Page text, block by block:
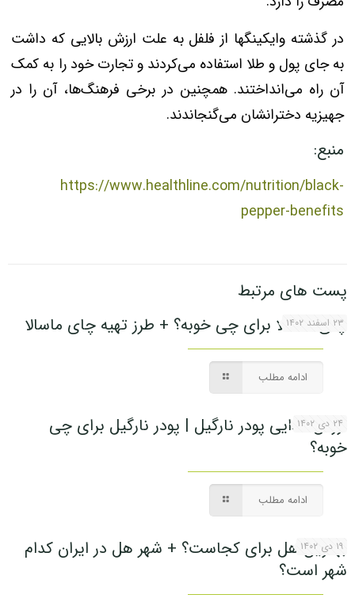
در گذشته وایکینگها از فلفل به علت ارزش بالایی که داشت
به جای پول و طلا استفاده می‌کردند و تجارت خود را به کمک
آن راه می‌انداختند. همچنین در برخی فرهنگ‌ها، آن را در
جهیزیه دخترانشان می‌گنجاندند.
منبع:
https://www.healthline.com/nutrition/black-
pepper-benefits
پست های مرتبط
۲۳ اسفند ۱۴۰۲
چای ماسالا برای چی خوبه؟ + طرز تهیه چای ماسالا
ادامه مطلب
۲۴ دی ۱۴۰۲
ارزش غذایی پودر نارگیل | پودر نارگیل برای چی
خوبه؟
ادامه مطلب
۱۹ دی ۱۴۰۲
بهترین هل برای کجاست؟ + شهر هل در ایران کدام
شهر است؟